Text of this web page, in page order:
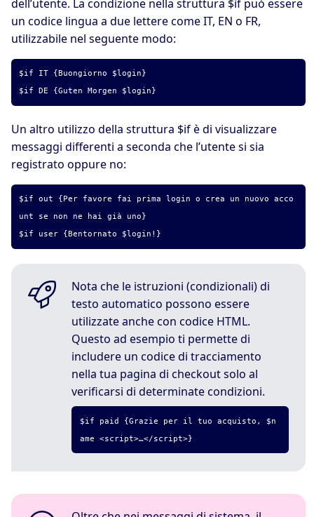
dell’utente. La condizione nella struttura $if può essere
un codice lingua a due lettere come IT, EN o FR,
utilizzabile nel seguente modo:
$if IT {Buongiorno $login}
$if DE {Guten Morgen $login}
Un altro utilizzo della struttura $if è di visualizzare
messaggi differenti a seconda che l’utente si sia
registrato oppure no:
$if out {Per favore fai prima login o crea un nuovo acco
unt se non ne hai già uno}
$if user {Bentornato $login!}
Nota che le istruzioni (condizionali) di
testo automatico possono essere
utilizzate anche con codice HTML.
Questo ad esempio ti permette di
includere un codice di tracciamento
nella tua pagina di checkout solo al
verificarsi di determinate condizioni.
$if paid {Grazie per il tuo acquisto, $n
ame <script>…</script>}